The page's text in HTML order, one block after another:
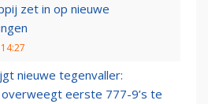
zet in op nieuwe
nieuwe tegenvaller:
overweegt eerste 777-9’s te